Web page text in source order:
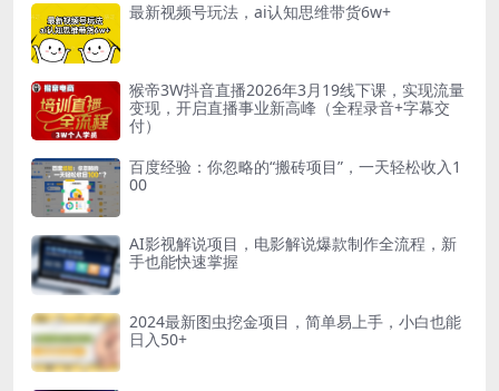
最新视频号玩法，ai认知思维带货6w+
猴帝3W抖音直播2026年3月19线下课，实现流量
变现，开启直播事业新高峰（全程录音+字幕交
付）
百度经验：你忽略的“搬砖项目”，一天轻松收入1
00
AI影视解说项目，电影解说爆款制作全流程，新
手也能快速掌握
2024最新图虫挖金项目，简单易上手，小白也能
日入50+